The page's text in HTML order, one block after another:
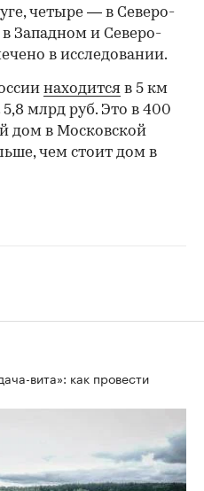
четыре — в Северо-
Западном и Северо-
в исследовании.
находится в 5 км
млрд руб. Это в 400
дом в Московской
чем стоит дом в
вита»: как провести